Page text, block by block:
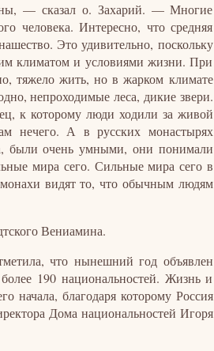
— сказал о. Захарий. — Многие
человека. Интересно, что средняя
Это удивительно, поскольку
климатом и условиями жизни. При
тяжело жить, но в жарком климате
непроходимые леса, дикие звери.
к которому люди ходили за живой
нечего. А в русских монастырях
были очень умными, они понимали
мира сего. Сильные мира сего в
монахи видят то, что обычным людям
Вениамина.
что нынешний год объявлен
190 национальностей. Жизнь и
начала, благодаря которому Россия
Дома национальностей Игоря